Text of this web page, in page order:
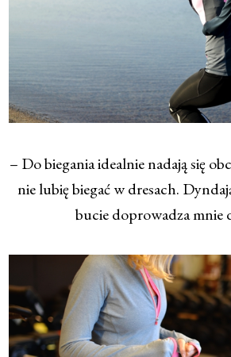
– Do biegania idealnie nadają się
nie lubię biegać w dresach.
bucie doprowadza mnie